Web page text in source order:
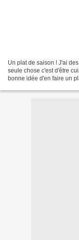
Un plat de saison ! J'ai
seule chose c'est d'être
bonne idée d'en faire un